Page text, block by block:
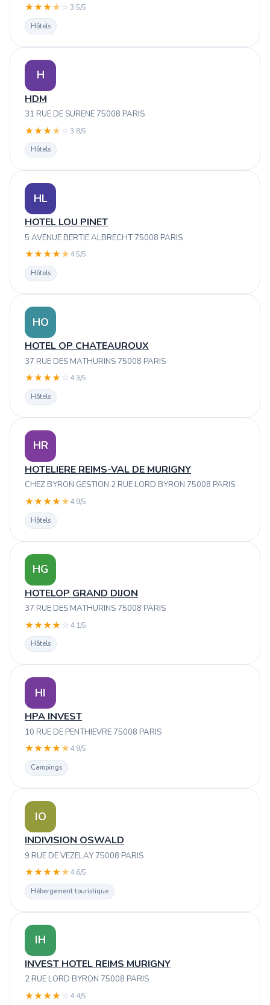
★★★★ ☆3.5/5
Hôtels
H
HDM
31 RUE DE SURENE 75008 PARIS
★★★★ ☆3.8/5
Hôtels
HL
HOTEL LOU PINET
5 AVENUE BERTIE ALBRECHT 75008 PARIS
★★★★★4.5/5
Hôtels
HO
HOTEL OP CHATEAUROUX
37 RUE DES MATHURINS 75008 PARIS
★★★★ ☆ 4.3/5
Hôtels
HR
HOTELIERE REIMS-VAL DE MURIGNY
CHEZ BYRON GESTION 2 RUE LORD BYRON 75008 PARIS
★★★★★4.9/5
Hôtels
HG
HOTELOP GRAND DIJON
37 RUE DES MATHURINS 75008 PARIS
★★★★ ☆ 4.1/5
Hôtels
HI
HPA INVEST
10 RUE DE PENTHIEVRE 75008 PARIS
★★★★★4.9/5
Campings
IO
INDIVISION OSWALD
9 RUE DE VEZELAY 75008 PARIS
★★★★★4.6/5
Hébergement touristique
IH
INVEST HOTEL REIMS MURIGNY
2 RUE LORD BYRON 75008 PARIS
★★★★ ☆ 4.4/5